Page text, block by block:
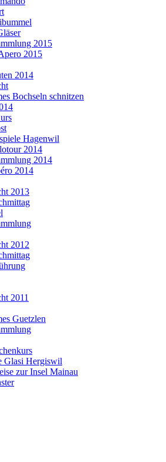
2015
2015
2014
Bochseln schnitzen
Hagenwil
2014
2014
2014
2013
2012
2011
Guetzlen
Glasi Hergiswil
zur Insel Mainau